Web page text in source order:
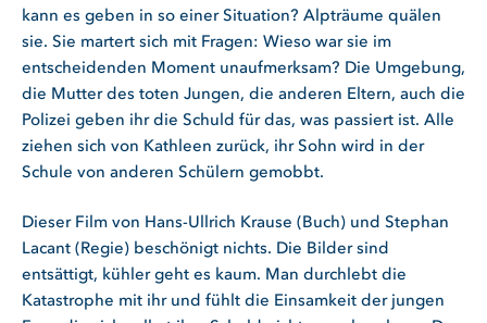
kann es geben in so einer Situation? Alpträume quälen
sie. Sie martert sich mit Fragen: Wieso war sie im
entscheidenden Moment unaufmerksam? Die Umgebung,
die Mutter des toten Jungen, die anderen Eltern, auch die
Polizei geben ihr die Schuld für das, was passiert ist. Alle
ziehen sich von Kathleen zurück, ihr Sohn wird in der
Schule von anderen Schülern gemobbt.
Dieser Film von Hans-Ullrich Krause (Buch) und Stephan
Lacant (Regie) beschönigt nichts. Die Bilder sind
entsättigt, kühler geht es kaum. Man durchlebt die
Katastrophe mit ihr und fühlt die Einsamkeit der jungen